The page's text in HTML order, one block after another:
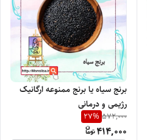
برنج سیاه یا برنج ممنوعه ارگانیک
رژیمی و درمانی
572,000
27%
414,000